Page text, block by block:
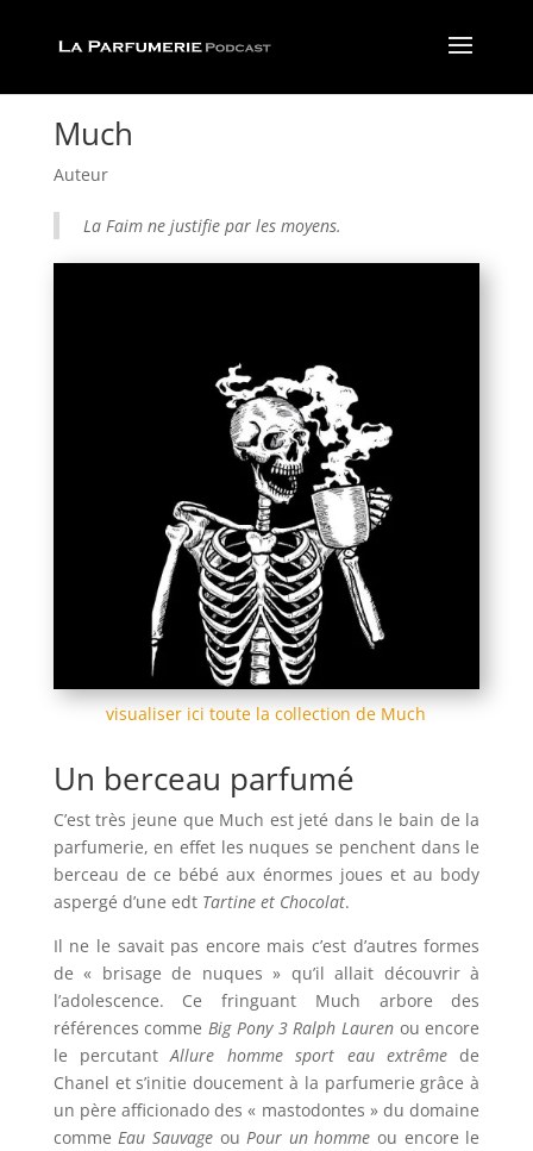
Much
Auteur
La Faim ne justifie par les moyens.
visualiser ici toute la collection de Much
Un berceau parfumé
C’est très jeune que Much est jeté dans le bain de la
parfumerie, en effet les nuques se penchent dans le
berceau de ce bébé aux énormes joues et au body
aspergé d’une edt Tartine et Chocolat.
Il ne le savait pas encore mais c’est d’autres formes
de « brisage de nuques » qu’il allait découvrir à
l’adolescence. Ce fringuant Much arbore des
références commeBig Pony 3 Ralph Laurenou encore
le percutantAllure homme sport eau extrêmede
Chanel et s’initie doucement à la parfumerie grâce à
un père afficionado des « mastodontes » du domaine
commeEau Sauvage ouPour un homme ou encore le